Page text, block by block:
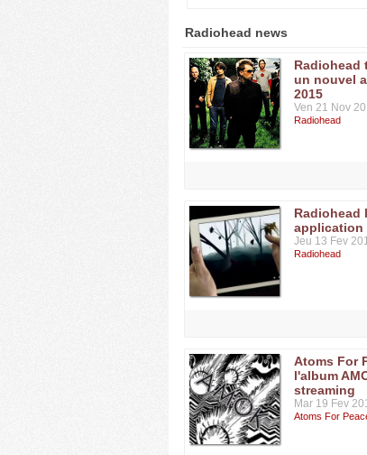
Radiohead news
Radiohead
un nouvel
2015
Ven 21 Nov
Radiohead
Radiohead
application
Jeu 13 Fev
Radiohead
Atoms For
l'album
streaming
Mar 19 Fev
Atoms For